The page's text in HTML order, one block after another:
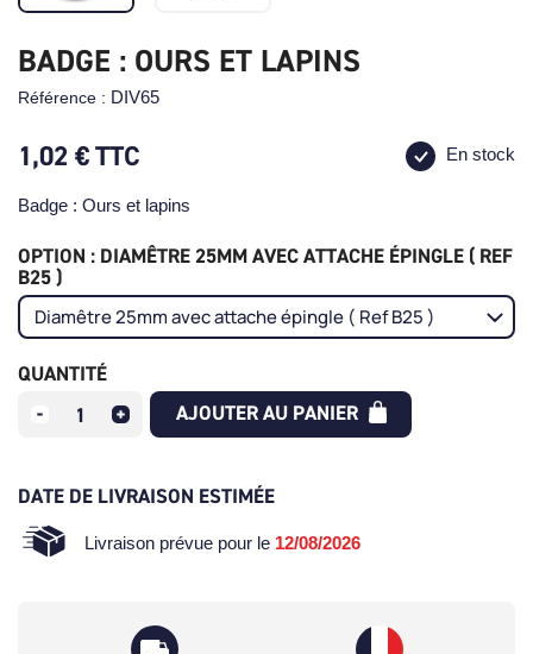
BADGE : OURS ET LAPINS
Référence : DIV65
1,02 €TTC En stock
Badge : Ours et lapins
OPTION : DIAMÊTRE 25MM AVEC ATTACHE ÉPINGLE ( REF
B25 )
QUANTITÉ
AJOUTER AU PANIER
DATE DE LIVRAISON ESTIMÉE
Livraison prévue pour le 12/08/2026